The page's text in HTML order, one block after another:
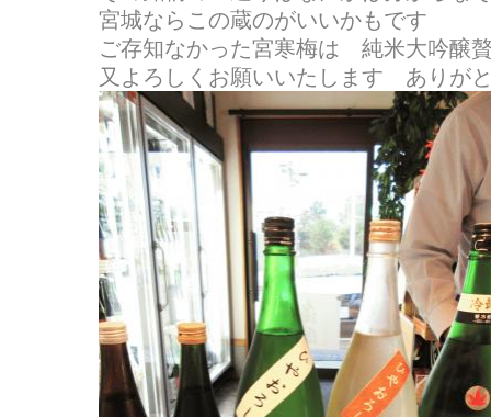
宮城ならこの蔵のがいいかもです
ご存知なかった宮寒梅は 純米大吟醸
又よろしくお願いいたします ありが